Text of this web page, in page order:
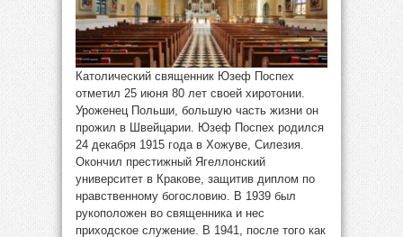
Католический священник Юзеф Поспех
отметил 25 июня 80 лет своей хиротонии.
Уроженец Польши, большую часть жизни он
прожил в Швейцарии. Юзеф Поспех родился
24 декабря 1915 года в Хожуве, Силезия.
Окончил престижный Ягеллонский
университет в Кракове, защитив диплом по
нравственному богословию. В 1939 был
рукоположен во священника и нес
приходское служение. В 1941, после того как